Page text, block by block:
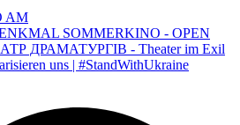
AM
SOMMERKINO - OPEN
ДРАМАТУРГІВ - Theater im Exil
uns | #StandWithUkraine